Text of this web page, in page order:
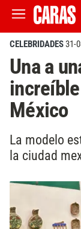
CELEBRIDADES31-
Una a
México
La modelo
la ciudad